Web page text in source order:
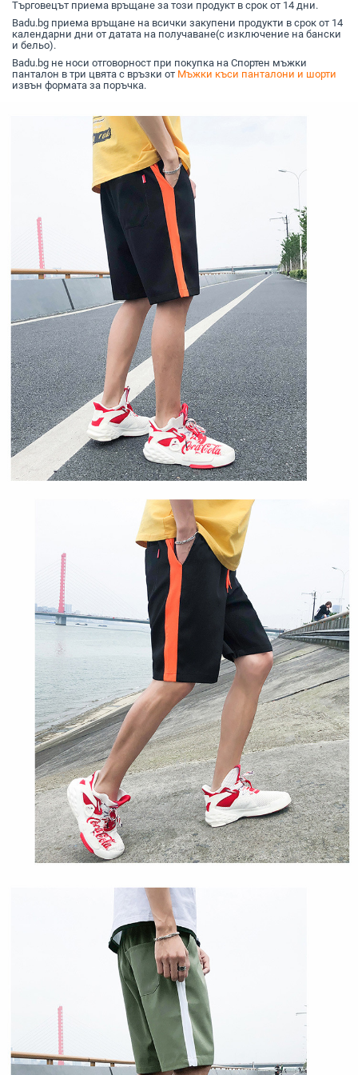
Търговецът приема връщане за този продукт в срок от 14 дни.
Badu.bg приема връщане на всички закупени продукти в срок от 14
календарни дни от датата на получаване(с изключение на бански
и бельо).
Badu.bg не носи отговорност при покупка на Спортен мъжки
панталон в три цвята с връзки от Мъжки къси панталони и шорти
извън формата за поръчка.